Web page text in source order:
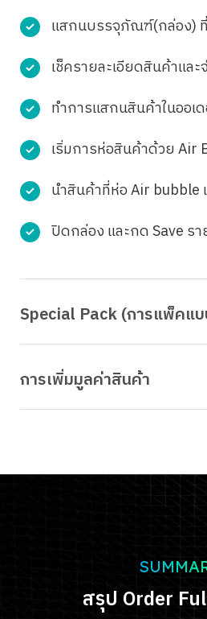
แสกนบรรจุภัณฑ์(กล่อง)
เช็ครายละเอียดสินค้าแล
ทำการแสกนสินค้าในออเ
เริ่มการห่อสินค้าด้วย Air
นำสินค้าที่ห่อ Air bubble
ปิดกล่อง และกด Save ร
Special Pack (การแพ็คแ
การเพิ่มมูลค่าสินค้า
สรุป Order